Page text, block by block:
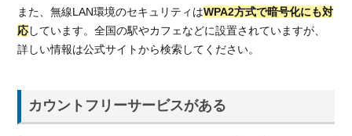
また、無線LAN環境のセキュリティはWPA2方式で暗号化にも対
応しています。全国の駅やカフェなどに設置されていますが、
詳しい情報は公式サイトから検索してください。
カウントフリーサービスがある